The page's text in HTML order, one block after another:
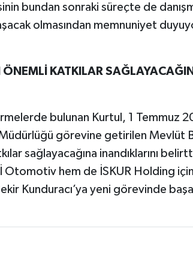
bundan sonraki süreçte de
olmasından memnuniyet
ÖNEMLİ KATKILAR
bulunan Kurtul, 1 Temmuz
görevine getirilen Mevlüt
sağlayacağına inandıklarını
hem de İSKUR Holding için
Kunduracı’ya yeni görevinde